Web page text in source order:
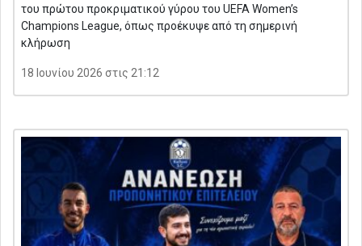
του πρώτου προκριματικού γύρου του UEFA Women’s
Champions League, όπως προέκυψε από τη σημερινή
κλήρωση
18 Ιουνίου 2026 στις 21:12